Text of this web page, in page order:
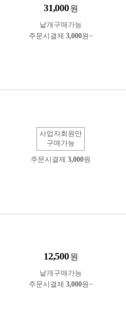
31,000 원
낱개구매가능
주문시결제 3,000원~
사업자회원만
구매가능
주문시결제 3,000원
12,500 원
낱개구매가능
주문시결제 3,000원~